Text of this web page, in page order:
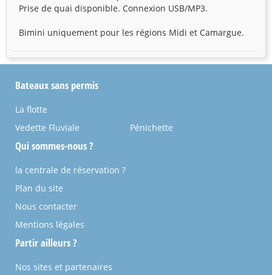
Prise de quai disponible. Connexion USB/MP3.
Bimini uniquement pour les régions Midi et Camargue.
Bateaux sans permis
La flotte
Vedette Fluviale
Pénichette
Qui sommes-nous ?
la centrale de réservation ?
Plan du site
Nous contacter
Mentions légales
Partir ailleurs ?
Nos sites et partenaires